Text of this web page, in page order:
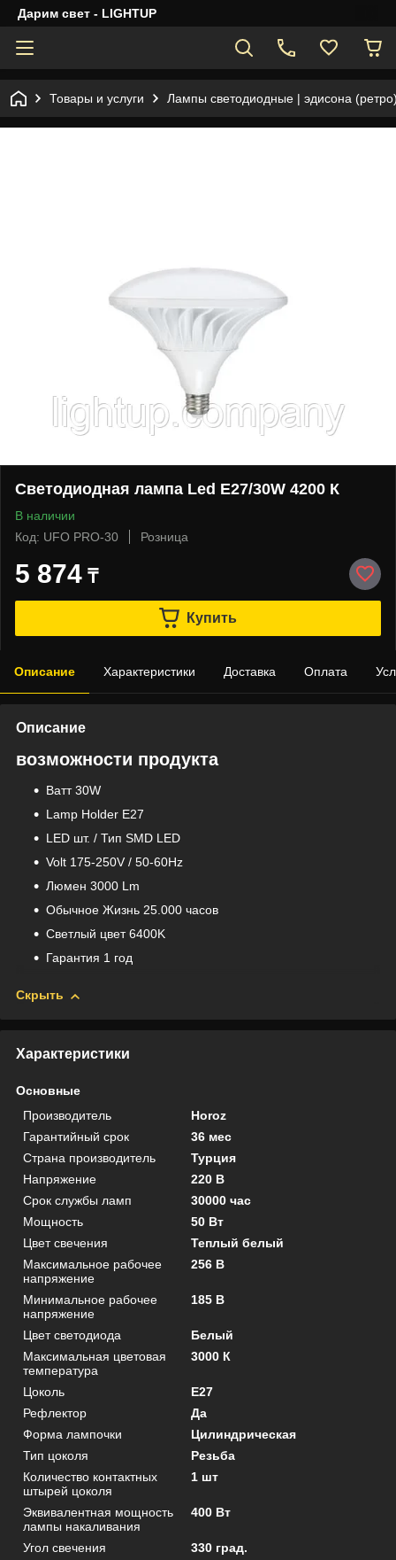
Дарим свет - LIGHTUP
Товары и услуги Лампы светодиодные | эдисона
Светодиодная лампа Led E27/30W 4200 К
В наличии
Код: UFO PRO-30
Розница
5 874 ₸
Купить
Описание Характеристики Доставка Оплата
Описание
возможности продукта
Bатт 30W
Lamp Holder E27
LED шт. / Тип SMD LED
Volt 175-250V / 50-60Hz
Люмен 3000 Lm
Обычное Жизнь 25.000 часов
Светлый цвет 6400K
Гарантия 1 год
Скрыть
Характеристики
Основные
Производитель
Horoz
Гарантийный срок
36 мес
Страна производитель
Турция
Напряжение
220 В
Срок службы ламп
30000 час
Мощность
50 Вт
Цвет свечения
Теплый белый
Максимальное рабочее
напряжение
256 В
Минимальное рабочее
напряжение
185 В
Цвет светодиода
Белый
Максимальная цветовая
температура
3000 К
Цоколь
E27
Рефлектор
Да
Форма лампочки
Цилиндрическая
Тип цоколя
Резьба
Количество контактных
штырей цоколя
1 шт
Эквивалентная мощность
лампы накаливания
400 Вт
Угол свечения
330 град.